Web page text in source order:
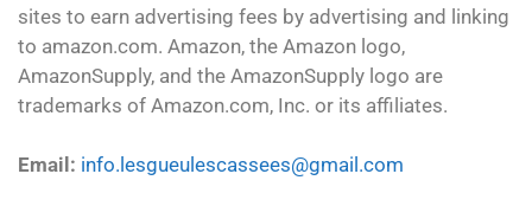
sites to earn advertising fees by advertising and linking
to amazon.com. Amazon, the Amazon logo,
AmazonSupply, and the AmazonSupply logo are
trademarks of Amazon.com, Inc. or its affiliates.
Email: info.lesgueulescassees@gmail.com